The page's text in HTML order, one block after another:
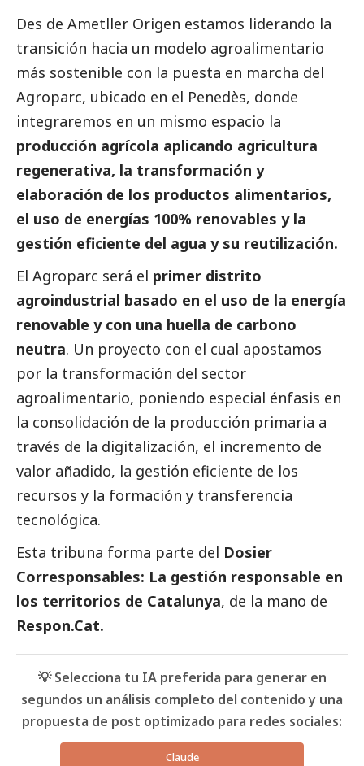
Des de Ametller Origen estamos liderando la
transición hacia un modelo agroalimentario
más sostenible con la puesta en marcha del
Agroparc, ubicado en el Penedès, donde
integraremos en un mismo espacio la
producción agrícola aplicando agricultura
regenerativa, la transformación y
elaboración de los productos alimentarios,
el uso de energías 100% renovables y la
gestión eficiente del agua y su reutilización.
El Agroparc será el primer distrito
agroindustrial basado en el uso de la energía
renovable y con una huella de carbono
neutra. Un proyecto con el cual apostamos
por la transformación del sector
agroalimentario, poniendo especial énfasis en
la consolidación de la producción primaria a
través de la digitalización, el incremento de
valor añadido, la gestión eficiente de los
recursos y la formación y transferencia
tecnológica.
Esta tribuna forma parte del Dosier
Corresponsables: La gestión responsable en
los territorios de Catalunya, de la mano de
Respon.Cat.
💡 Selecciona tu IA preferida para generar en
segundos un análisis completo del contenido y una
propuesta de post optimizado para redes sociales:
Claude